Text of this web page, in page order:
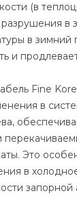
(в
в
в зимний
и
Fine
в
Это
в
запорной